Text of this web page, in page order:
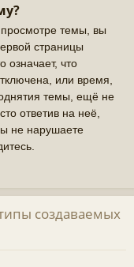
темы, вы
страницы
означает, что
или время,
темы, ещё не
ответив на неё,
не нарушаете
создаваемых